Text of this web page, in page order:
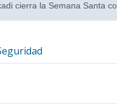
cierra la Semana Santa